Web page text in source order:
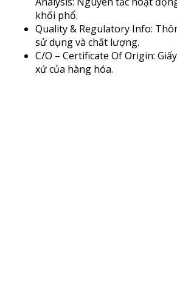
khối phổ.
Quality & Regulatory Info:
sử dụng và chất lượng.
C/O – Certificate Of Origin:
xứ của hàng hóa.